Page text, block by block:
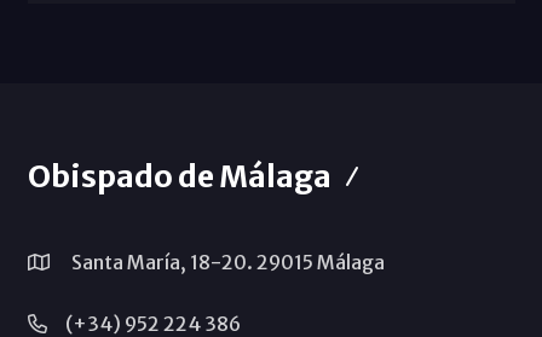
Obispado de Málaga
Santa María, 18-20. 29015 Málaga
(+34) 952 224 386